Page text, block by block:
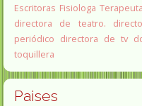
Escritoras Fisiologa Terapeuta
directora de teatro.
periódico directora de tv
toquillera
Paises